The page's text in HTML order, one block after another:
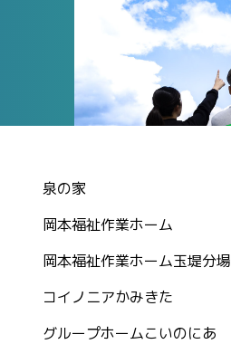
泉の家
岡本福祉作業ホーム
岡本福祉作業ホーム玉堤分場
コイノニアかみきた
グループホームこいのにあ